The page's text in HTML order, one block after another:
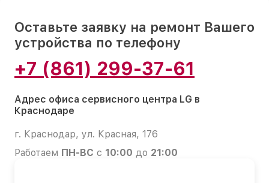
Оставьте заявку на ремонт Вашего
устройства по телефону
+7 (861) 299-37-61
Адрес офиса сервисного центра LG в
Краснодаре
г. Краснодар, ул. Красная, 176
Работаем ПН-ВС с 10:00 до 21:00